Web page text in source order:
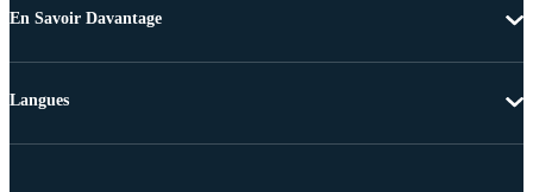
En Savoir Davantage
Langues